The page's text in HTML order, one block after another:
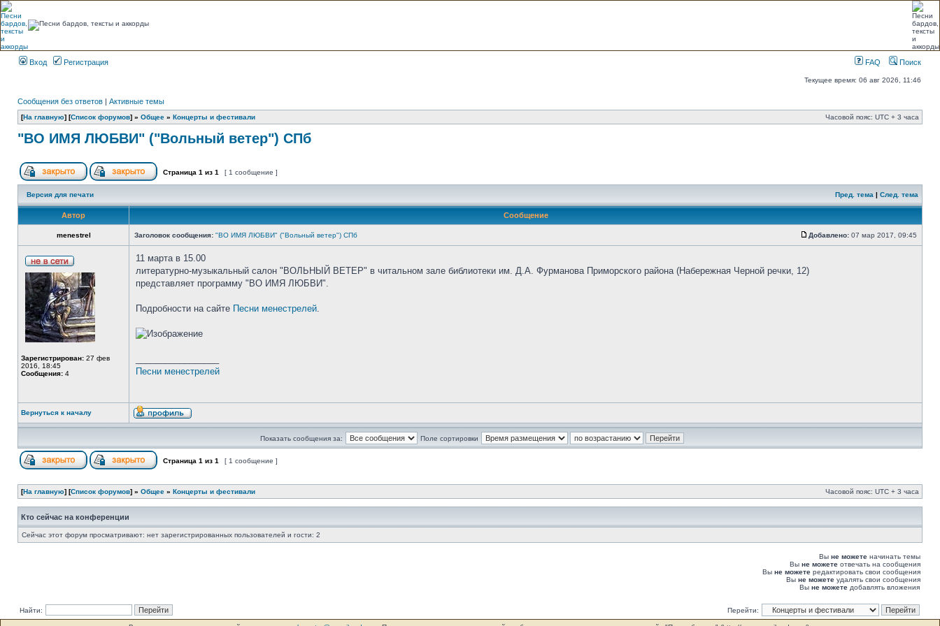
Вход Регистрация FAQ Поиск
Текущее время: 06 авг 2026, 11:46
Сообщения без ответов | Активные темы
[На главную] [Список форумов] » Общее » Концерты и фестивали Часовой пояс: UTC + 3 часа
"ВО ИМЯ ЛЮБВИ" ("Вольный ветер") СПб
Страница 1 из 1 [ 1 сообщение ]
Версия для печати Пред. тема | След. тема
Автор Сообщение
menestrel Заголовок сообщения: "ВО ИМЯ ЛЮБВИ" ("Вольный ветер") СПб Добавлено: 07 мар 2017, 09:45
Зарегистрирован: 27 фев
2016, 18:45
Сообщения: 4
11 марта в 15.00
литературно-музыкальный салон "ВОЛЬНЫЙ ВЕТЕР" в читальном зале библиотеки им. Д.А. Фурманова Приморского района (Набережная Черной речки, 12)
представляет программу "ВО ИМЯ ЛЮБВИ".
Подробности на сайте Песни менестрелей.
Песни менестрелей
Вернуться к началу
Показать сообщения за: Поле сортировки
Страница 1 из 1 [ 1 сообщение ]
[На главную] [Список форумов] » Общее » Концерты и фестивали Часовой пояс: UTC + 3 часа
Кто сейчас на конференции
Сейчас этот форум просматривают: нет зарегистрированных пользователей и гости: 2
Вы не можете начинать темы
Вы не можете отвечать на сообщения
Вы не можете редактировать свои сообщения
Вы не можете удалять свои сообщения
Вы не можете добавлять вложения
Найти: Перейти: